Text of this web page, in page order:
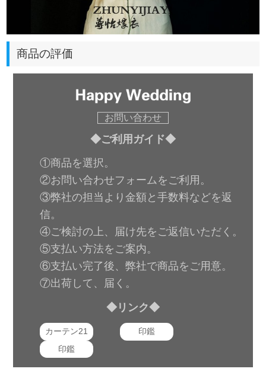
商品の評価
お問い合わせ
◆ご利用ガイド◆
①商品を選択。
②お問い合わせフォームをご利用。
③弊社の担当より金額と手数料などを返
信。
④ご検討の上、届け先をご返信いただく。
⑤支払い方法をご案内。
⑥支払い完了後、弊社で商品をご用意。
⑦出荷して、届く。
◆リンク◆
カーテン21
印鑑
印鑑